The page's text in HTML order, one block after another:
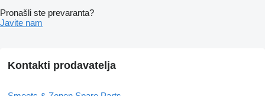
Pronašli ste prevaranta?
Javite nam
Kontakti prodavatelja